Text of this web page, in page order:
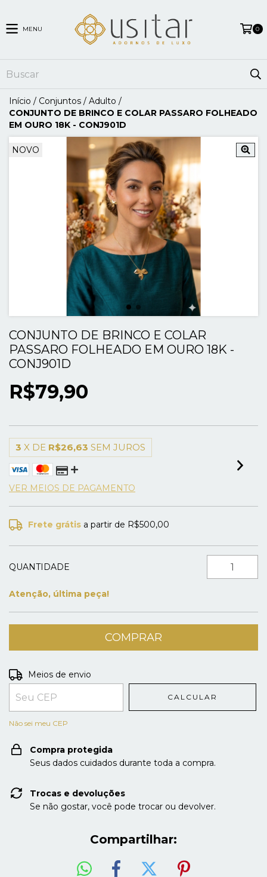
MENU 0
Início / Conjuntos / Adulto /
CONJUNTO DE BRINCO E COLAR PASSARO FOLHEADO
EM OURO 18K - CONJ901D
NOVO
CONJUNTO DE BRINCO E COLAR
PASSARO FOLHEADO EM OURO 18K -
CONJ901D
R$79,90
3 X DE R$26,63 SEM JUROS
VER MEIOS DE PAGAMENTO
Frete grátis a partir de R$500,00
QUANTIDADE
Atenção, última peça!
Entregas para o CEP:
Meios de envio
CALCULAR
Não sei meu CEP
Compra protegida
Seus dados cuidados durante toda a compra.
Trocas e devoluções
Se não gostar, você pode trocar ou devolver.
Compartilhar: